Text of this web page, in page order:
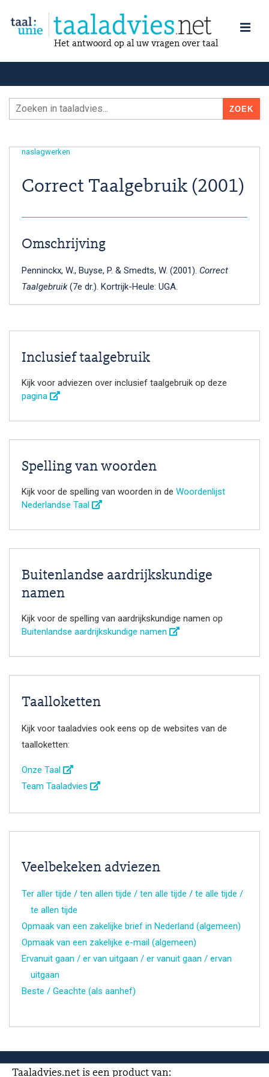
Het antwoord op al uw vragen over taal
naslagwerken
Correct Taalgebruik (2001)
Omschrijving
Penninckx, W., Buyse, P. & Smedts, W. (2001). Correct
Taalgebruik(7e dr.). Kortrijk-Heule: UGA.
Inclusief taalgebruik
Kijk voor adviezen over inclusief taalgebruik op deze
pagina
Spelling van woorden
Kijk voor de spelling van woorden in de Woordenlijst
Nederlandse Taal
Buitenlandse aardrijkskundige
namen
Kijk voor de spelling van aardrijkskundige namen op
Buitenlandse aardrijkskundige namen
Taalloketten
Kijk voor taaladvies ook eens op de websites van de
taalloketten:
Onze Taal
Team Taaladvies
Veelbekeken adviezen
Ter aller tijde / ten allen tijde / ten alle tijde / te alle tijde /
te allen tijde
Opmaak van een zakelijke brief in Nederland (algemeen)
Opmaak van een zakelijke e-mail (algemeen)
Ervanuit gaan / er van uitgaan / er vanuit gaan / ervan
uitgaan
Beste / Geachte (als aanhef)
Taaladvies.net is een product van: